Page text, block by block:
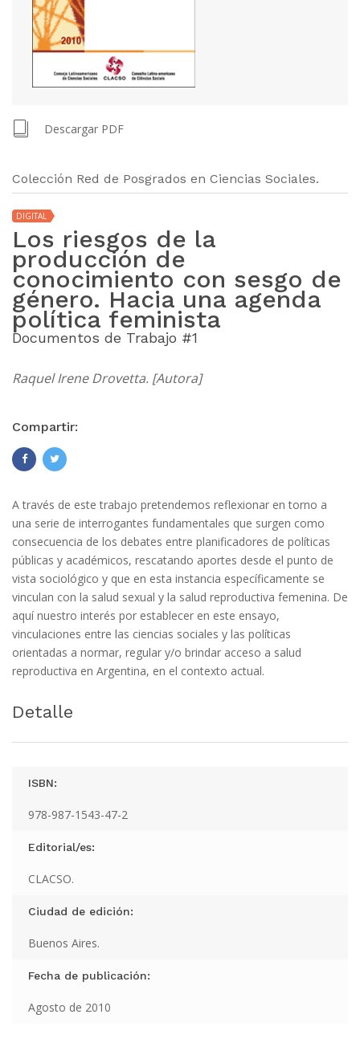
Descargar PDF
Colección Red de Posgrados en Ciencias Sociales.
DIGITAL
Los riesgos de la
producción de
conocimiento con sesgo de
género. Hacia una agenda
política feminista
Documentos de Trabajo #1
Raquel Irene Drovetta. [Autora]
Compartir:
A través de este trabajo pretendemos reflexionar en torno a
una serie de interrogantes fundamentales que surgen como
consecuencia de los debates entre planificadores de políticas
públicas y académicos, rescatando aportes desde el punto de
vista sociológico y que en esta instancia específicamente se
vinculan con la salud sexual y la salud reproductiva femenina. De
aquí nuestro interés por establecer en este ensayo,
vinculaciones entre las ciencias sociales y las políticas
orientadas a normar, regular y/o brindar acceso a salud
reproductiva en Argentina, en el contexto actual.
Detalle
ISBN:
978-987-1543-47-2
Editorial/es:
CLACSO.
Ciudad de edición:
Buenos Aires.
Fecha de publicación:
Agosto de 2010